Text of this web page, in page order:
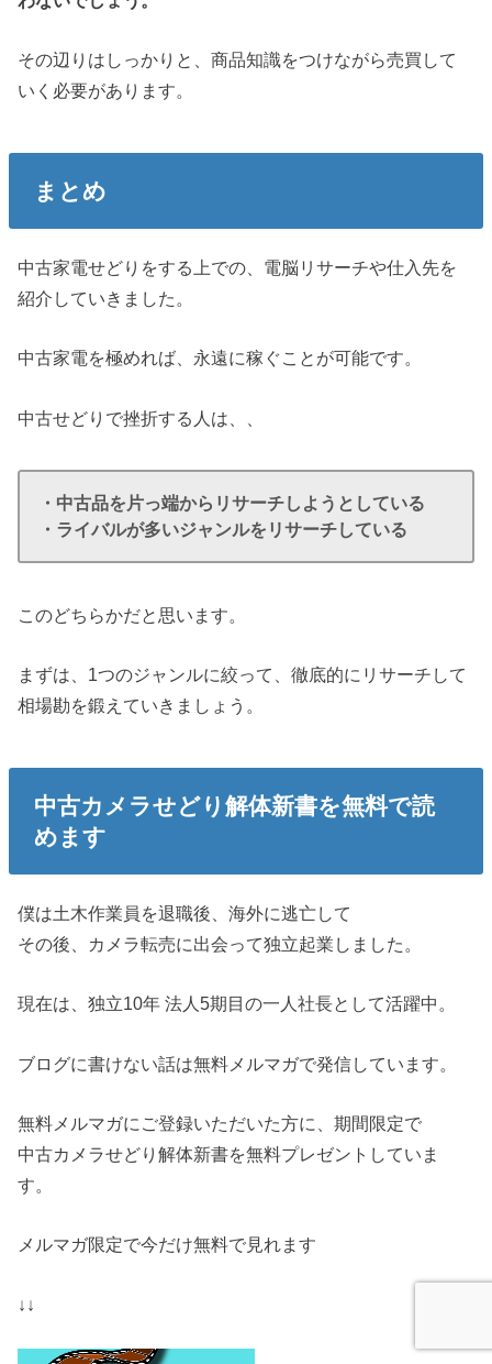
その辺りはしっかりと、商品知識をつけながら売買して
いく必要があります。
まとめ
中古家電せどりをする上での、電脳リサーチや仕入先を
紹介していきました。
中古家電を極めれば、永遠に稼ぐことが可能です。
中古せどりで挫折する人は、、
・中古品を片っ端からリサーチしようとしている
・ライバルが多いジャンルをリサーチしている
このどちらかだと思います。
まずは、1つのジャンルに絞って、徹底的にリサーチして
相場勘を鍛えていきましょう。
中古カメラせどり解体新書を無料で読
めます
僕は土木作業員を退職後、海外に逃亡して
その後、カメラ転売に出会って独立起業しました。
現在は、独立10年 法人5期目の一人社長として活躍中。
ブログに書けない話は無料メルマガで発信しています。
無料メルマガにご登録いただいた方に、期間限定で
中古カメラせどり解体新書を無料プレゼントしていま
す。
メルマガ限定で今だけ無料で見れます
↓↓